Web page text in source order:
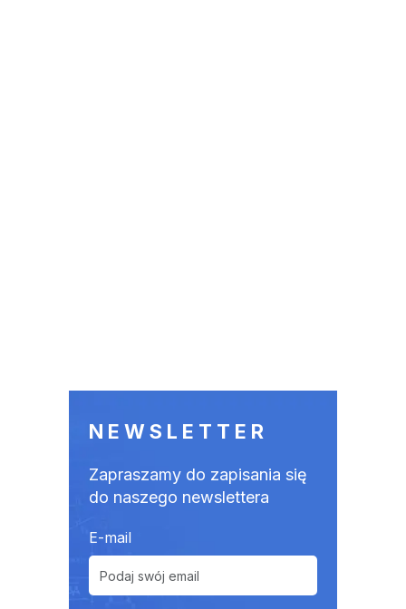
NEWSLETTER
Zapraszamy do zapisania się
do naszego newslettera
E-mail